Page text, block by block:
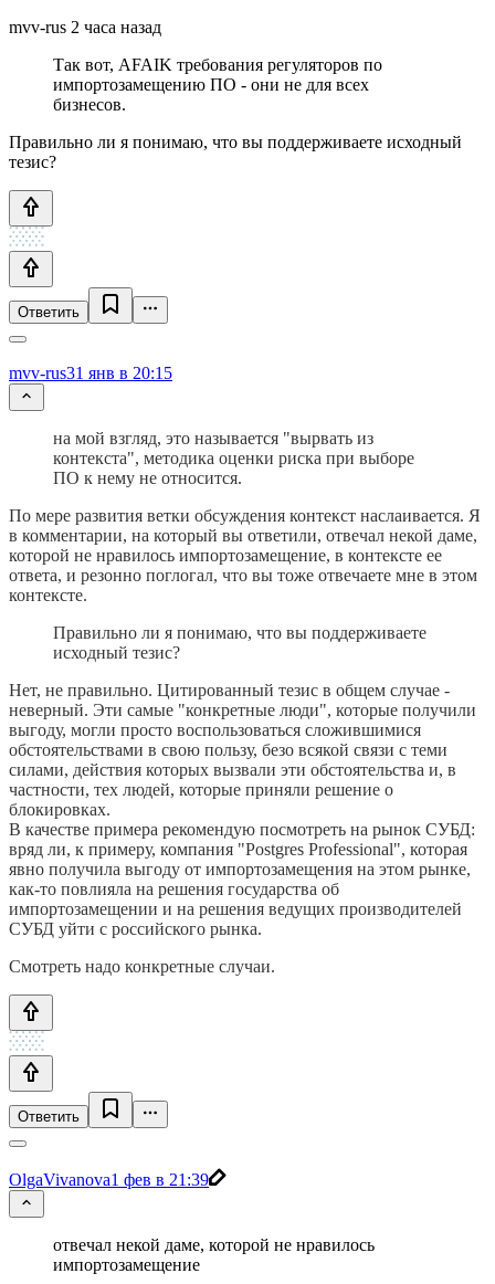
mvv-rus 2 часа назад
Так вот, AFAIK требования регуляторов по
импортозамещению ПО - они не для всех
бизнесов.
Правильно ли я понимаю, что вы поддерживаете исходный
тезис?
Ответить
mvv-rus31 янв в 20:15
на мой взгляд, это называется "вырвать из
контекста", методика оценки риска при выборе
ПО к нему не относится.
По мере развития ветки обсуждения контекст наслаивается. Я
в комментарии, на который вы ответили, отвечал некой даме,
которой не нравилось импортозамещение, в контексте ее
ответа, и резонно поглогал, что вы тоже отвечаете мне в этом
контексте.
Правильно ли я понимаю, что вы поддерживаете
исходный тезис?
Нет, не правильно. Цитированный тезис в общем случае -
неверный. Эти самые "конкретные люди", которые получили
выгоду, могли просто воспользоваться сложившимися
обстоятельствами в свою пользу, безо всякой связи с теми
силами, действия которых вызвали эти обстоятельства и, в
частности, тех людей, которые приняли решение о
блокировках.
В качестве примера рекомендую посмотреть на рынок СУБД:
вряд ли, к примеру, компания "Postgres Professional", которая
явно получила выгоду от импортозамещения на этом рынке,
как-то повлияла на решения государства об
импортозамещении и на решения ведущих производителей
СУБД уйти с российского рынка.
Смотреть надо конкретные случаи.
Ответить
OlgaVivanova1 фев в 21:39
отвечал некой даме, которой не нравилось
импортозамещение